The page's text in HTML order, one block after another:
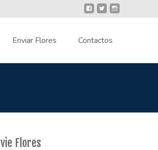
Enviar Flores Contactos
Flores